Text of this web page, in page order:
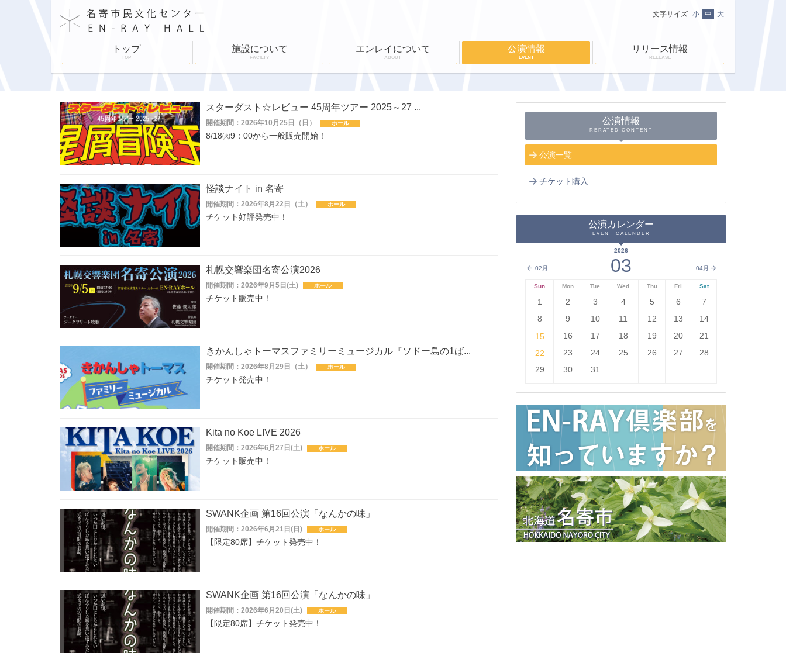
文字サイズ 小 中 大
トップ
TOP
施設について
FACILTY
エンレイについて
ABOUT
公演情報
EVENT
リリース情報
RELEASE
スターダスト☆レビュー 45周年ツアー 2025～27 ...
開催期間：2026年10月25日（日） ホール
8/18㈫9：00から一般販売開始！
怪談ナイト in 名寄
開催期間：2026年8月22日（土） ホール
チケット好評発売中！
札幌交響楽団名寄公演2026
開催期間：2026年9月5日(土) ホール
チケット販売中！
きかんしゃトーマスファミリーミュージカル『ソドー島の1ば...
開催期間：2026年8月29日（土） ホール
チケット発売中！
Kita no Koe LIVE 2026
開催期間：2026年6月27日(土) ホール
チケット販売中！
SWANK企画 第16回公演「なんかの味」
開催期間：2026年6月21日(日) ホール
【限定80席】チケット発売中！
SWANK企画 第16回公演「なんかの味」
開催期間：2026年6月20日(土) ホール
【限定80席】チケット発売中！
公演情報
RERATED CONTENT
公演一覧
チケット購入
公演カレンダー
EVENT CALENDER
02月 04月
2026
03
Sun Mon Tue Wed Thu Fri Sat
1 2 3 4 5 6
7
8
9 10 11 12 13
14
15
15 16 17 18 19 20
21
22
22 23 24 25 26 27
28
29
30 31